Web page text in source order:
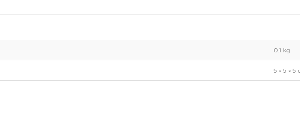
0.1 kg
5 × 5 × 5